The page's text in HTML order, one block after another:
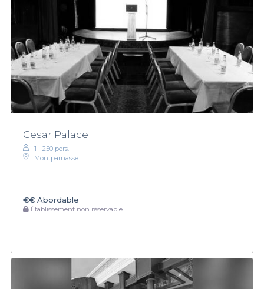
Cesar Palace
1 - 250 pers.
Montparnasse
€€ Abordable
Établissement non réservable